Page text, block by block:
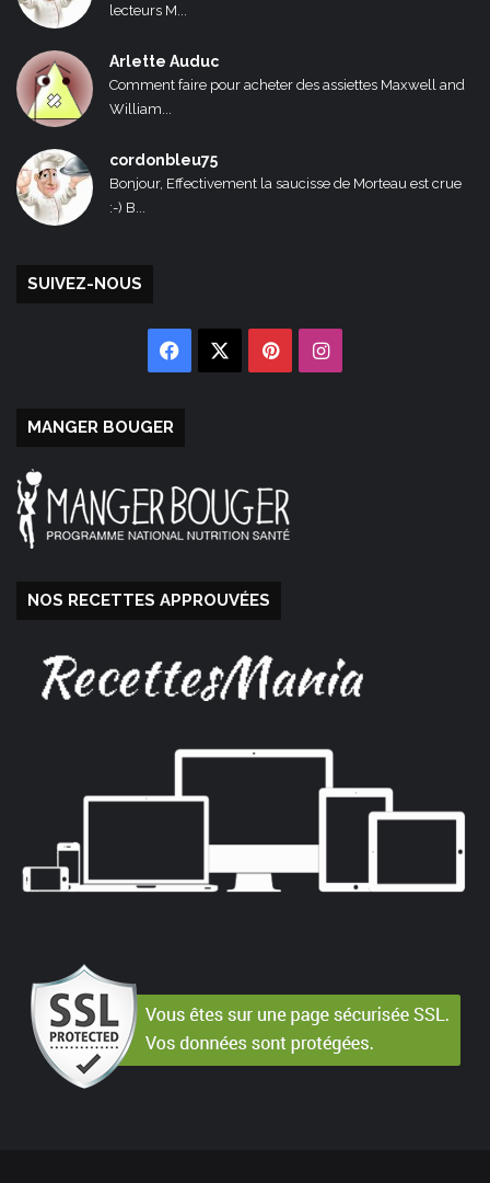
lecteurs M...
Arlette Auduc
Comment faire pour acheter des assiettes Maxwell and
William...
cordonbleu75
Bonjour, Effectivement la saucisse de Morteau est crue
:-) B...
SUIVEZ-NOUS
Facebook PinterestInstagram
MANGER BOUGER
NOS RECETTES APPROUVÉES